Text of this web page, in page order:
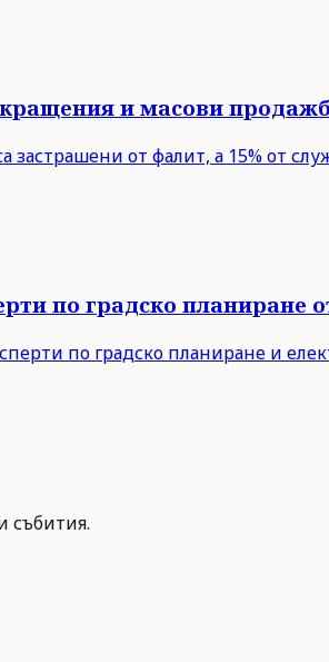
и масови
застрашени от фалит, а 15% от
по градско планиране
по градско планиране и
събития.